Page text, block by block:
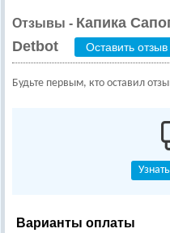
Отзывы - Капика
Detbot
Оставить отзыв
Будьте первым, кто оставил
Варианты оплаты